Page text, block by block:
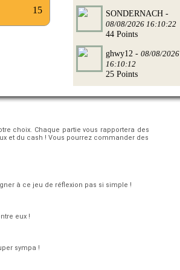
15
SONDERNACH -
08/08/2026 16:10:22
44 Points
ghwy12 - 08/08/2026
16:10:12
25 Points
choix. Chaque partie vous rapportera des
et du cash ! Vous pourrez commander des
à ce jeu de réflexion pas si simple !
eux !
sympa !